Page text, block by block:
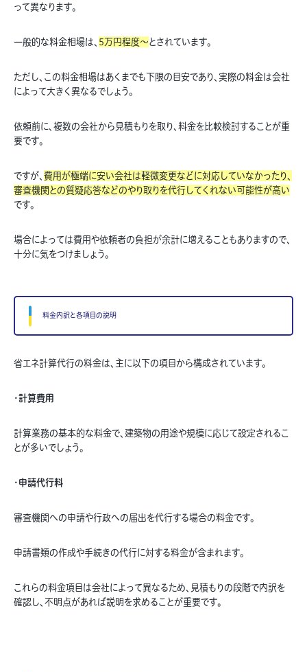
って異なります。
一般的な料金相場は、 5万円程度～とされています。
ただし、この料金相場はあくまでも下限の目安であり、実際の料金は会社
によって大きく異なるでしょう。
依頼前に、複数の会社から見積もりを取り、料金を比較検討することが重
要です。
ですが、 費用が極端に安い会社は軽微変更などに対応していなかったり、
審査機関との質疑応答などのやり取りを代行してくれない可能性が高い
です。
場合によっては費用や依頼者の負担が余計に増えることもありますので、
十分に気をつけましょう。
料金内訳と各項目の説明
省エネ計算代行の料金は、主に以下の項目から構成されています。
・計算費用
計算業務の基本的な料金で、建築物の用途や規模に応じて設定されるこ
とが多いでしょう。
・申請代行料
審査機関への申請や行政への届出を代行する場合の料金です。
申請書類の作成や手続きの代行に対する料金が含まれます。
これらの料金項目は会社によって異なるため、見積もりの段階で内訳を
確認し、不明点があれば説明を求めることが重要です。